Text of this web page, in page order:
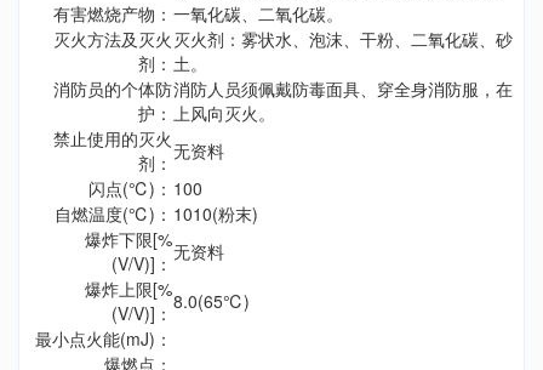
有害燃烧产物： 一氧化碳、二氧化碳。
灭火方法及灭火
剂：
灭火剂：雾状水、泡沫、干粉、二氧化碳、砂
土。
消防员的个体防
护：
消防人员须佩戴防毒面具、穿全身消防服，在
上风向灭火。
禁止使用的灭火
剂： 无资料
闪点(℃)： 100
自燃温度(℃)： 1010(粉末)
爆炸下限[%
(V/V)]： 无资料
爆炸上限[%
(V/V)]： 8.0(65℃)
最小点火能(mJ)：
爆燃点：